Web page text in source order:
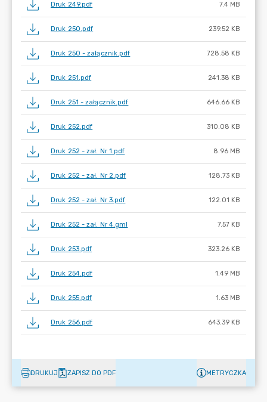
Druk 249.pdf 7.4 MB
Druk 250.pdf 239.52 KB
Druk 250 - załącznik.pdf 728.58 KB
Druk 251.pdf 241.38 KB
Druk 251 - załącznik.pdf 646.66 KB
Druk 252.pdf 310.08 KB
Druk 252 - zał. Nr 1.pdf 8.96 MB
Druk 252 - zał. Nr 2.pdf 128.73 KB
Druk 252 - zał. Nr 3.pdf 122.01 KB
Druk 252 - zał. Nr 4.gml 7.57 KB
Druk 253.pdf 323.26 KB
Druk 254.pdf 1.49 MB
Druk 255.pdf 1.63 MB
Druk 256.pdf 643.39 KB
DRUKUJ ZAPISZ DO PDF METRYCZKA